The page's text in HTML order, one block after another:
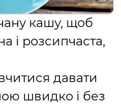
кашу, щоб
і розсипчаста,
давати
швидко і без